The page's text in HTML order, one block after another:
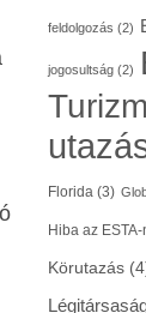
feldolgozás (2)
jogosultság(2)
Florida(3)
Hiba az ESTA-
Körutazás